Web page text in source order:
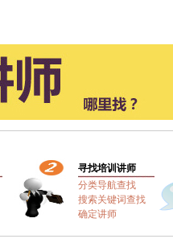
寻找培训讲师
分类导航查找
搜索关键词查找
确定讲师